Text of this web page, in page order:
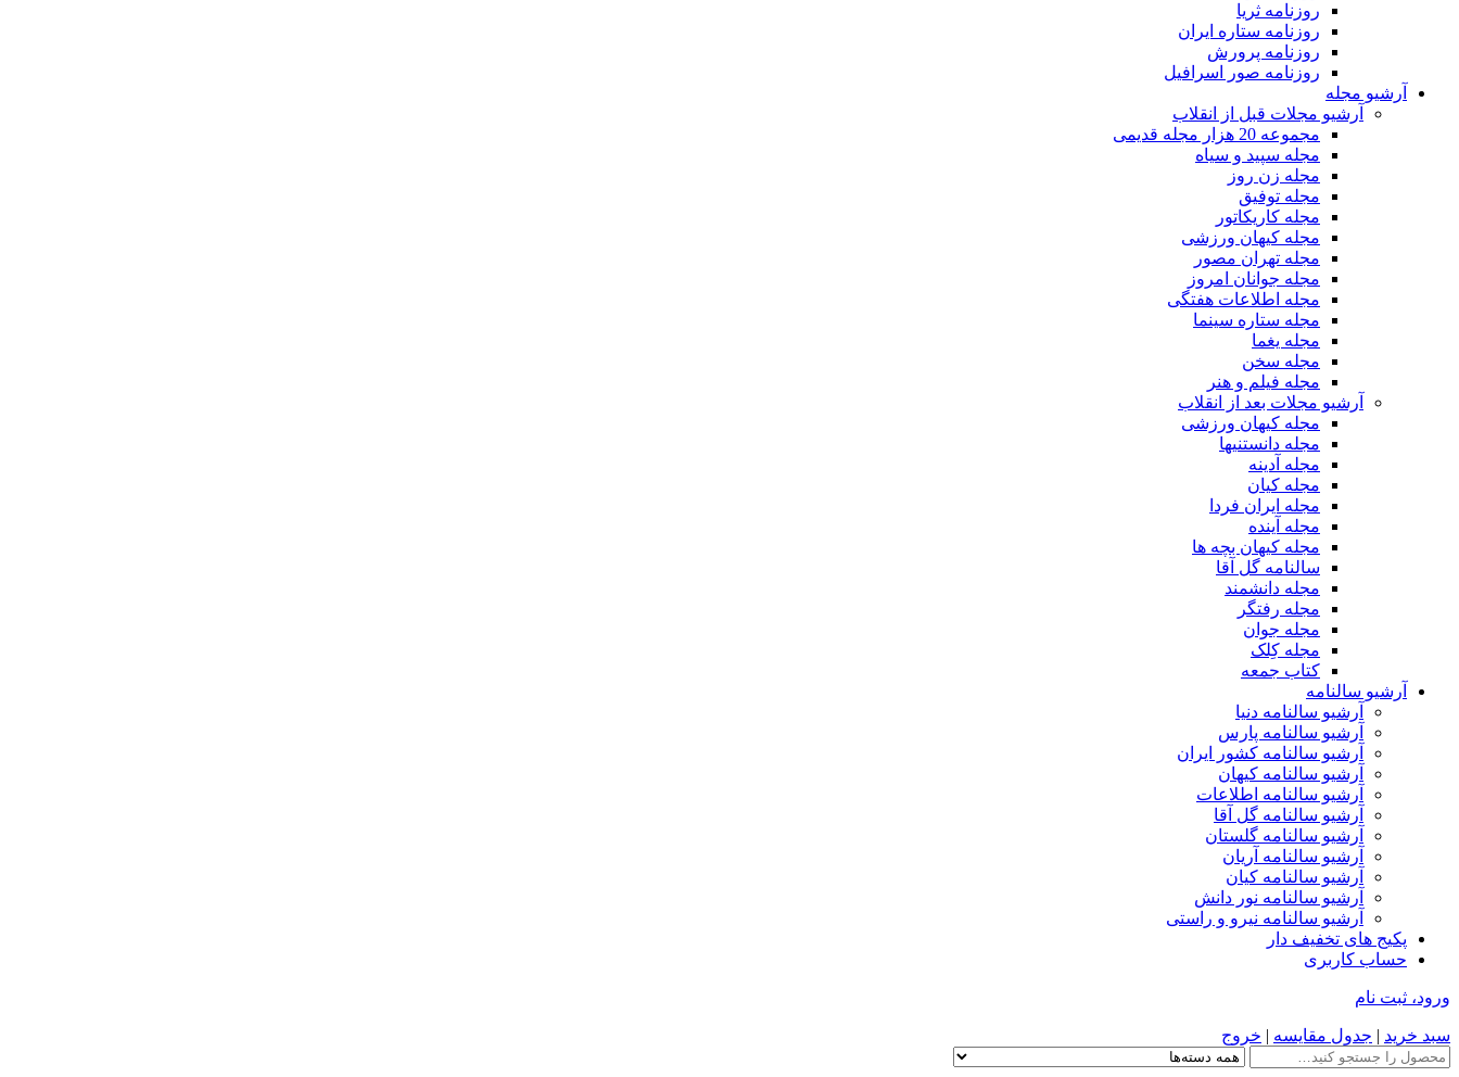
روزنامه ثریا
روزنامه ستاره ایران
روزنامه پرورش
روزنامه صور اسرافیل
آرشیو مجله
آرشیو مجلات قبل از انقلاب
مجموعه 20 هزار مجله قدیمی
مجله سپید و سیاه
مجله زن روز
مجله توفیق
مجله کاریکاتور
مجله کیهان ورزشی
مجله تهران مصور
مجله جوانان امروز
مجله اطلاعات هفتگی
مجله ستاره سینما
مجله یغما
مجله سخن
مجله فیلم و هنر
آرشیو مجلات بعد از انقلاب
مجله کیهان ورزشی
مجله دانستنیها
مجله آدینه
مجله کیان
مجله ایران فردا
مجله آینده
مجله کیهان بچه ها
سالنامه گل آقا
مجله دانشمند
مجله رفتگر
مجله جوان
مجله کِلک
کتاب جمعه
آرشیو سالنامه
آرشیو سالنامه دنیا
آرشیو سالنامه پارس
آرشیو سالنامه کشور ایران
آرشیو سالنامه کیهان
آرشیو سالنامه اطلاعات
آرشیو سالنامه گل آقا
آرشیو سالنامه گلستان
آرشیو سالنامه آریان
آرشیو سالنامه کیان
آرشیو سالنامه نور دانش
آرشیو سالنامه نیرو و راستی
پکیج های تخفیف دار
حساب کاربری
ورود، ثبت نام
سبد خرید | جدول مقایسه | خروج